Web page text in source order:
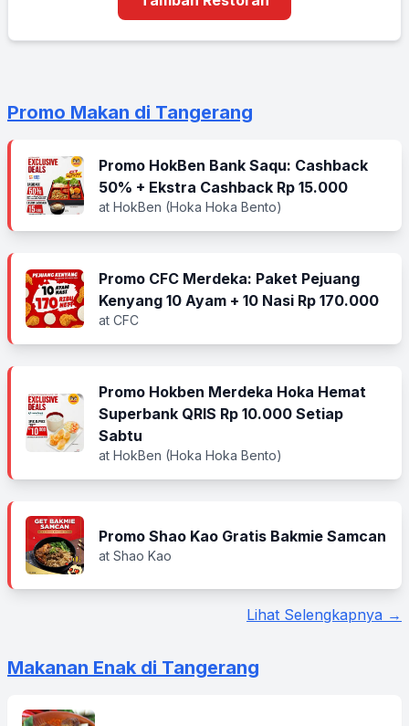
Promo Makan di Tangerang
Promo HokBen Bank Saqu: Cashback
50% + Ekstra Cashback Rp 15.000
at HokBen (Hoka Hoka Bento)
Promo CFC Merdeka: Paket Pejuang
Kenyang 10 Ayam + 10 Nasi Rp 170.000
at CFC
Promo Hokben Merdeka Hoka Hemat
Superbank QRIS Rp 10.000 Setiap
Sabtu
at HokBen (Hoka Hoka Bento)
Promo Shao Kao Gratis Bakmie Samcan
at Shao Kao
Lihat Selengkapnya →
Makanan Enak di Tangerang